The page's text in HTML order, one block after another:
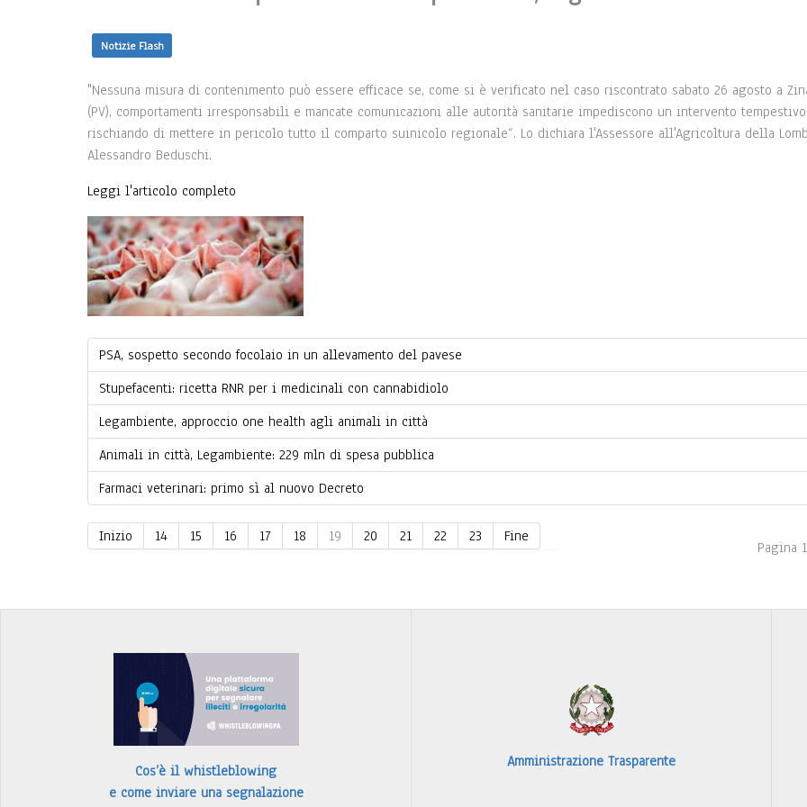
Notizie Flash
"Nessuna misura di contenimento può essere efficace se, come si è verificato nel caso riscontrato sabato 26 agosto a
(PV), comportamenti irresponsabili e mancate comunicazioni alle autorità sanitarie impediscono un intervento tempestivo,
rischiando di mettere in pericolo tutto il comparto suinicolo regionale“. Lo dichiara l'Assessore all'Agricoltura della
Alessandro Beduschi.
Leggi l'articolo completo
PSA, sospetto secondo focolaio in un allevamento del pavese
Stupefacenti: ricetta RNR per i medicinali con cannabidiolo
Legambiente, approccio one health agli animali in città
Animali in città, Legambiente: 229 mln di spesa pubblica
Farmaci veterinari: primo sì al nuovo Decreto
Pagina
Inizio 14 15 16 17 18 19 20 21 22 23 Fine
Cos’è il whistleblowing
e come inviare una segnalazione
Amministrazione Trasparente